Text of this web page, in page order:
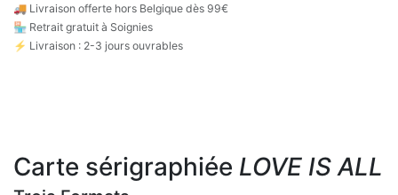
🚚 Livraison offerte hors Belgique dès 99€
🏪 Retrait gratuit à Soignies
⚡ Livraison : 2-3 jours ouvrables
Carte sérigraphiée LOVE IS ALL